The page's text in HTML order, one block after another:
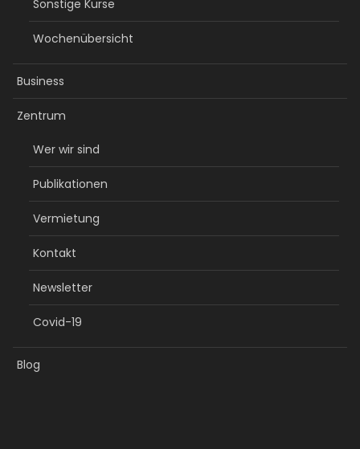
Sonstige Kurse
Wochenübersicht
Business
Zentrum
Wer wir sind
Publikationen
Vermietung
Kontakt
Newsletter
Covid-19
Blog